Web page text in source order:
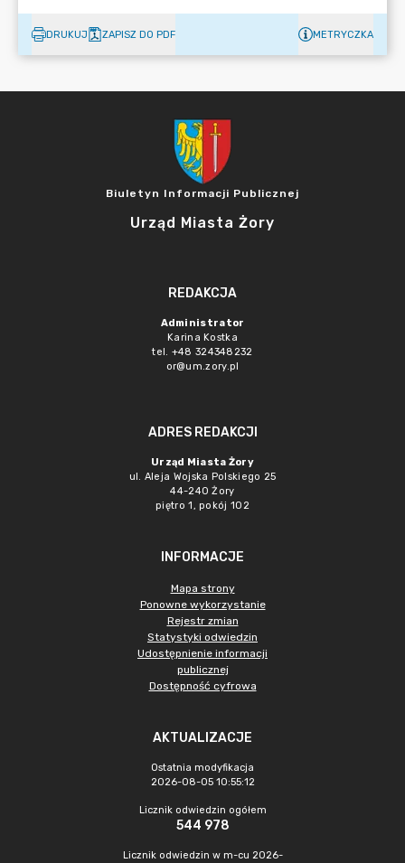
DRUKUJ ZAPISZ DO PDF METRYCZKA
Biuletyn Informacji Publicznej
Urząd Miasta Żory
REDAKCJA
Administrator
Karina Kostka
tel. +48 324348232
or@um.zory.pl
ADRES REDAKCJI
Urząd Miasta Żory
ul. Aleja Wojska Polskiego 25
44-240 Żory
piętro 1, pokój 102
INFORMACJE
Mapa strony
Ponowne wykorzystanie
Rejestr zmian
Statystyki odwiedzin
Udostępnienie informacji
publicznej
Dostępność cyfrowa
AKTUALIZACJE
Ostatnia modyfikacja
2026-08-05 10:55:12
Licznik odwiedzin ogółem
544 978
Licznik odwiedzin w m-cu 2026-